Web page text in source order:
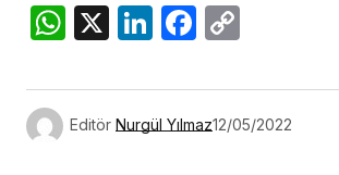
WhatsApp
X LinkedIn
Facebook
Editör Nurgül Yılmaz12/05/2022